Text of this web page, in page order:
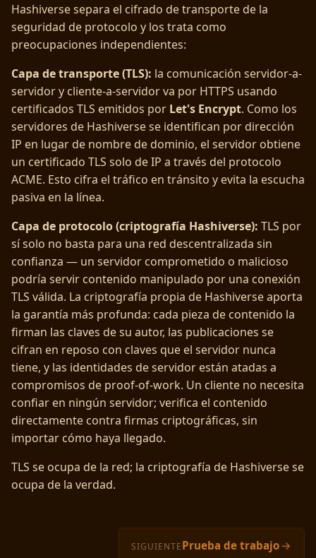
Hashiverse separa el cifrado de transporte de la
seguridad de protocolo y los trata como
preocupaciones independientes:
Capa de transporte (TLS): la comunicación servidor-a-
servidor y cliente-a-servidor va por HTTPS usando
certificados TLS emitidos por Let's Encrypt. Como los
servidores de Hashiverse se identifican por dirección
IP en lugar de nombre de dominio, el servidor obtiene
un certificado TLS solo de IP a través del protocolo
ACME. Esto cifra el tráfico en tránsito y evita la escucha
pasiva en la línea.
Capa de protocolo (criptografía Hashiverse): TLS por
sí solo no basta para una red descentralizada sin
confianza — un servidor comprometido o malicioso
podría servir contenido manipulado por una conexión
TLS válida. La criptografía propia de Hashiverse aporta
la garantía más profunda: cada pieza de contenido la
firman las claves de su autor, las publicaciones se
cifran en reposo con claves que el servidor nunca
tiene, y las identidades de servidor están atadas a
compromisos de proof-of-work. Un cliente no necesita
confiar en ningún servidor; verifica el contenido
directamente contra firmas criptográficas, sin
importar cómo haya llegado.
TLS se ocupa de la red; la criptografía de Hashiverse se
ocupa de la verdad.
SIGUIENTEPrueba de trabajo →